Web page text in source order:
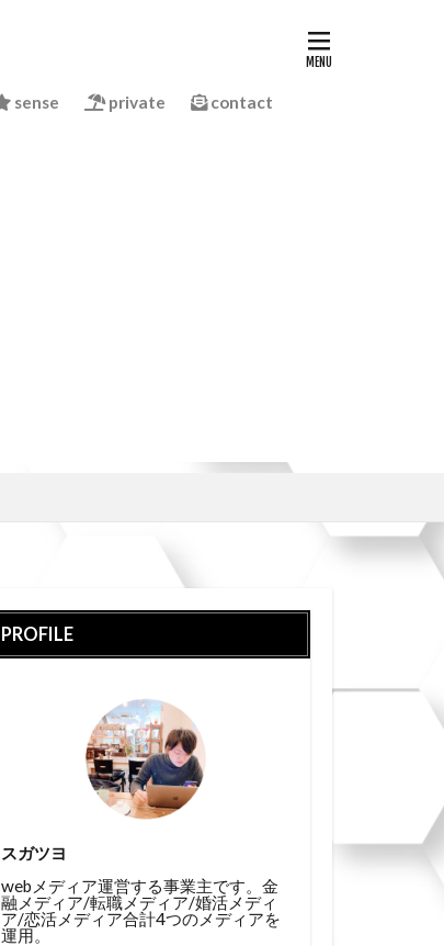
sense private contact
PROFILE
スガツヨ
webメディア運営する事業主です。金
融メディア/転職メディア/婚活メディ
ア/恋活メディア合計4つのメディアを
運用。